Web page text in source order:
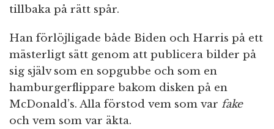
tillbaka på rätt spår.
Han förlöjligade både Biden och Harris på ett
mästerligt sätt genom att publicera bilder på
sig själv som en sopgubbe och som en
hamburgerflippare bakom disken på en
McDonald’s. Alla förstod vem som var fake
och vem som var äkta.